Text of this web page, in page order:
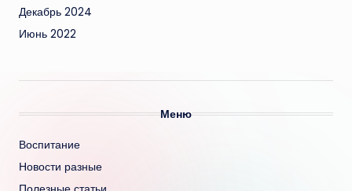
Декабрь 2024
Июнь 2022
Меню
Воспитание
Новости разные